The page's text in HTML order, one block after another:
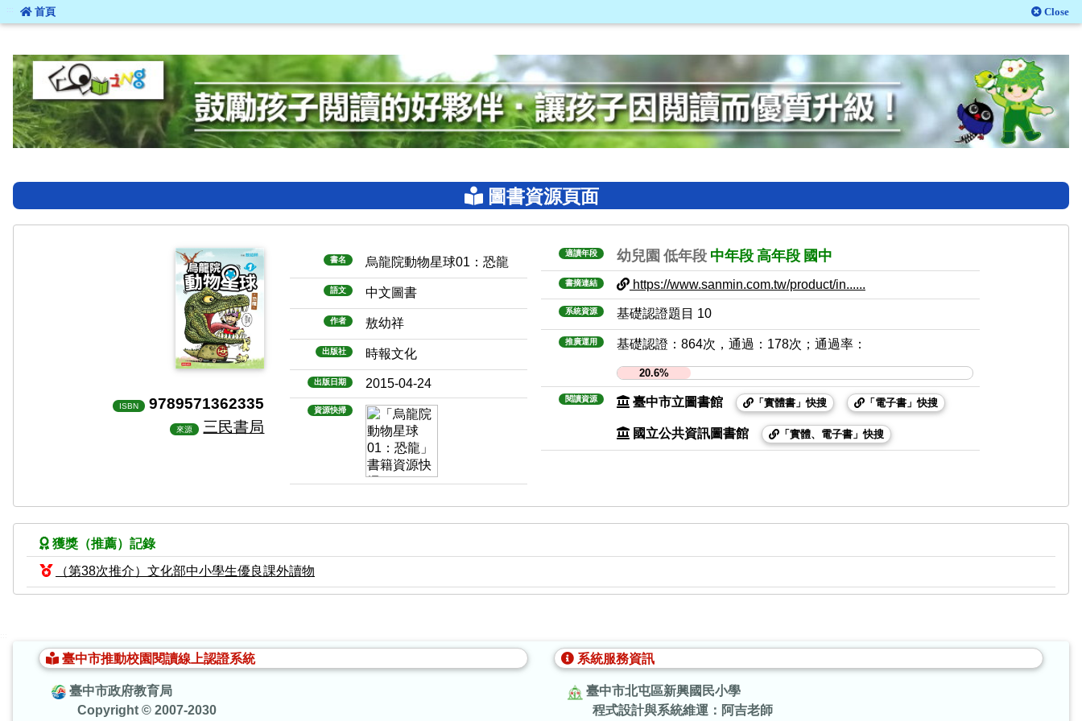
::: 首頁 Close
圖書資源頁面
ISBN 9789571362335
來源 三民書局
書名 烏龍院動物星球01：恐龍
語文 中文圖書
作者 敖幼祥
出版社 時報文化
出版日期 2015-04-24
資源快掃
適讀年段 幼兒園 低年段 中年段 高年段 國中
書摘連結 https://www.sanmin.com.tw/product/in......
系統資源 基礎認證題目 10
推廣運用 基礎認證：864次，通過：178次；通過率：
20.6%
閱讀資源 臺中市立圖書館 「實體書」快搜 「電子書」快搜
國立公共資訊圖書館 「實體、電子書」快搜
獲獎（推薦）記錄
（第38次推介）文化部中小學生優良課外讀物
臺中市推動校園閱讀線上認證系統
臺中市政府教育局
Copyright © 2007-2030
系統服務資訊
臺中市北屯區新興國民小學
程式設計與系統維運：阿吉老師